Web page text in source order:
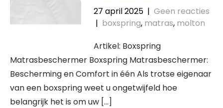
27 april 2025 | Geen reacties
| boxspring, matras, molton
Artikel: Boxspring
Matrasbeschermer Boxspring Matrasbeschermer:
Bescherming en Comfort in één Als trotse eigenaar
van een boxspring weet u ongetwijfeld hoe
belangrijk het is om uw […]